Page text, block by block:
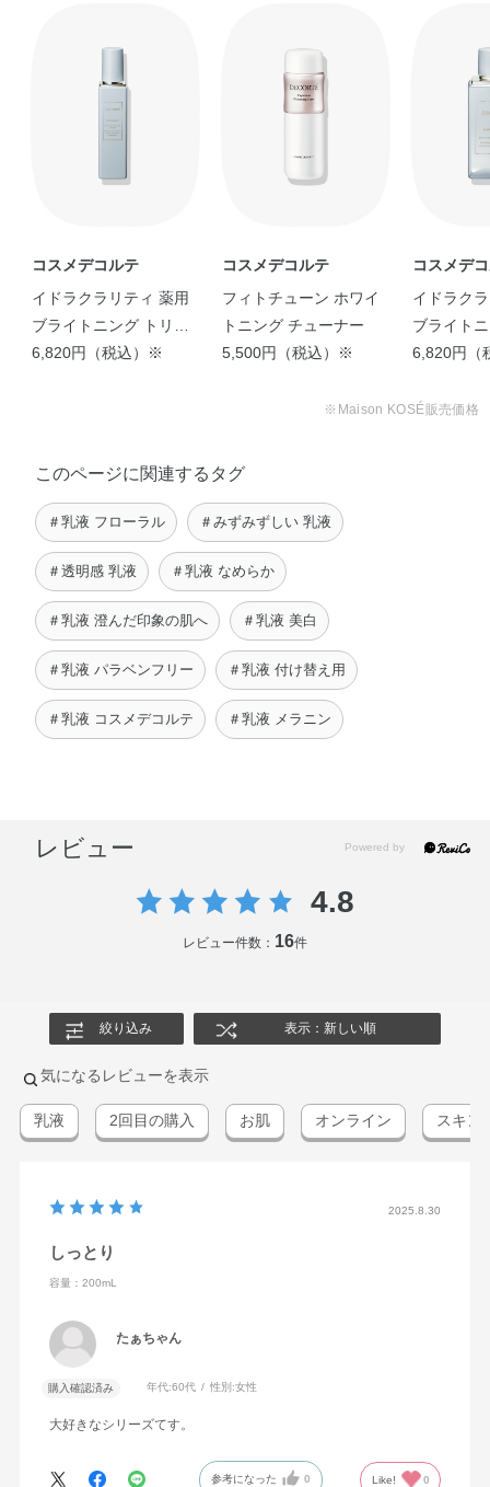
コスメデコルテ
イドラクラリティ 薬用
ブライトニング トリー
トメント ソフナー
6,820円（税込）※
コスメデコルテ
フィトチューン ホワイ
トニング チューナー
5,500円（税込）※
コスメデ
イドラク
ブライト
ンス ウォ
6,820円（
※Maison KOSÉ販売価格
このページに関連するタグ
＃乳液 フローラル ＃みずみずしい 乳液
＃透明感 乳液 ＃乳液 なめらか
＃乳液 澄んだ印象の肌へ ＃乳液 美白
＃乳液 パラベンフリー ＃乳液 付け替え用
＃乳液 コスメデコルテ ＃乳液 メラニン
レビュー
4.8
レビュー件数： 16件
絞り込み 表示：新しい順
気になるレビューを表示
乳液 2回目の購入 お肌 オンライン スキン
2025.8.30
しっとり
容量：200mL
たぁちゃん
購入確認済み 年代:60代 性別:女性
大好きなシリーズてす。
参考になった 0 Like! 0